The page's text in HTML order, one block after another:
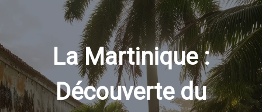
La Martinique :
Découverte du